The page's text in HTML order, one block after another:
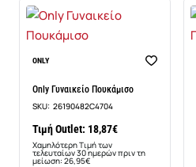
-30%
ONLY
Only Γυναικείο Πουκάμισο
SKU: 26190482C4704
Τιμή Outlet: 18,87€
Χαμηλότερη Τιμή των
τελευταίων 30 ημερών πριν τη
μείωση: 26,95€